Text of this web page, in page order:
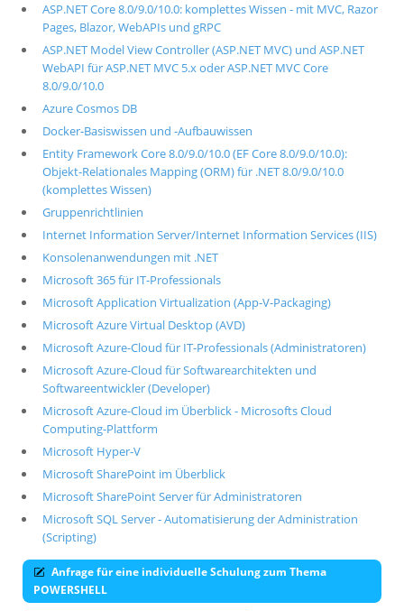
ASP.NET Core 8.0/9.0/10.0: komplettes Wissen - mit MVC, Razor
Pages, Blazor, WebAPIs und gRPC
ASP.NET Model View Controller (ASP.NET MVC) und ASP.NET
WebAPI für ASP.NET MVC 5.x oder ASP.NET MVC Core
8.0/9.0/10.0
Azure Cosmos DB
Docker-Basiswissen und -Aufbauwissen
Entity Framework Core 8.0/9.0/10.0 (EF Core 8.0/9.0/10.0):
Objekt-Relationales Mapping (ORM) für .NET 8.0/9.0/10.0
(komplettes Wissen)
Gruppenrichtlinien
Internet Information Server/Internet Information Services (IIS)
Konsolenanwendungen mit .NET
Microsoft 365 für IT-Professionals
Microsoft Application Virtualization (App-V-Packaging)
Microsoft Azure Virtual Desktop (AVD)
Microsoft Azure-Cloud für IT-Professionals (Administratoren)
Microsoft Azure-Cloud für Softwarearchitekten und
Softwareentwickler (Developer)
Microsoft Azure-Cloud im Überblick - Microsofts Cloud
Computing-Plattform
Microsoft Hyper-V
Microsoft SharePoint im Überblick
Microsoft SharePoint Server für Administratoren
Microsoft SQL Server - Automatisierung der Administration
(Scripting)
Anfrage für eine individuelle Schulung zum Thema
POWERSHELL